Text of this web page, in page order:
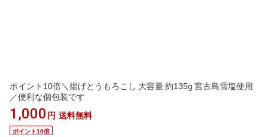
ポイント10倍＼揚げとうもろこし 大容量 約135g 宮古島雪塩使用
／便利な個包装です
1,000 円 送料無料
ポイント10倍